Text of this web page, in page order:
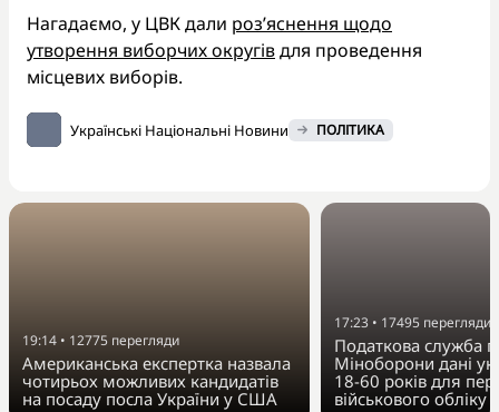
Нагадаємо, у ЦВК дали роз’яснення щодо
утворення виборчих округівдля проведення
місцевих виборів.
Українські Національні Новини ПОЛІТИКА
19:14 • 12775 перегляди
Американська експертка назвала
чотирьох можливих кандидатів
на посаду посла України у США
17:23 • 17495 перегляди
Податкова служба
Міноборони дані
18-60 років для
військового обліку